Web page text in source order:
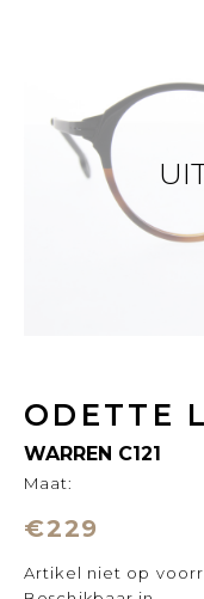
ODETTE
WARREN C121
Maat:
€229
Artikel niet op